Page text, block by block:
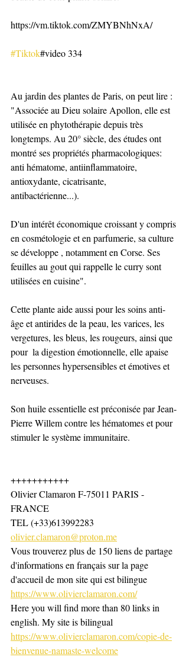
​https://vm.tiktok.com/ZMYBNhNxA/
#Tiktok#video 334
Au jardin des plantes de Paris, on peut lire :
"Associée au Dieu solaire Apollon, elle est
utilisée en phytothérapie depuis très
longtemps. Au 20° siècle, des études ont
montré ses propriétés pharmacologiques:
anti hématome, antiinflammatoire,
antioxydante, cicatrisante,
antibactérienne...).
D'un intérêt économique croissant y compris
en cosmétologie et en parfumerie, sa culture
se développe , notamment en Corse. Ses
feuilles au gout qui rappelle le curry sont
utilisées en cuisine".
Cette plante aide aussi pour les soins anti-
âge et antirides de la peau, les varices, les
vergetures, les bleus, les rougeurs, ainsi que
pour  la digestion émotionnelle, elle apaise
les personnes hypersensibles et émotives et
nerveuses.
Son huile essentielle est préconisée par Jean-
Pierre Willem contre les hématomes et pour
stimuler le système immunitaire.
+++++++++++
Olivier Clamaron F-75011 PARIS -
FRANCE
TEL (+33)613992283
olivier.clamaron@proton.me
Vous trouverez plus de 150 liens de partage
d'informations en français sur la page
d'accueil de mon site qui est bilingue
https://www.olivierclamaron.com/
Here you will find more than 80 links in
english. My site is bilingual
https://www.olivierclamaron.com/copie-de-
bienvenue-namaste-welcome